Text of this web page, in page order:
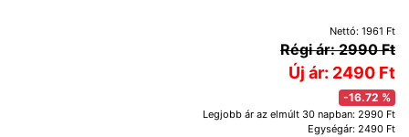
Nettó: 1961 Ft
Régi ár: 2990 Ft
Új ár: 2490 Ft
-16.72 %
Legjobb ár az elmúlt 30 napban: 2990 Ft
Egységár: 2490 Ft